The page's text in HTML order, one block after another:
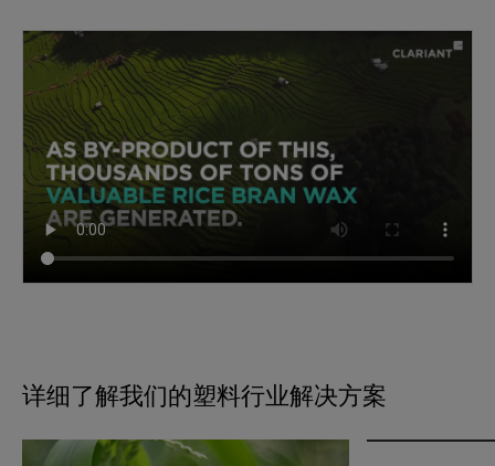
详细了解我们的塑料行业解决方案